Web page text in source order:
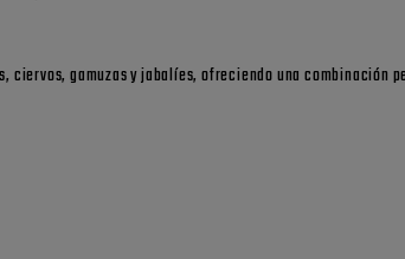
ciervos, gamuzas y jabalíes, ofreciendo una combinación